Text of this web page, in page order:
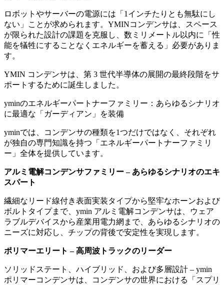
ロボットやサーバーの電源には「1インチたりとも無駄にし
ない」ことが求められます。YMINコンデンサは、スペース
が限られた設計の課題を克服し、数ミリメートル以内に「性
能を犠牲にすることなくエネルギーを蓄える」必要がありま
す。
YMIN コンデンサは、第 3 世代半導体の展開の最終段階をサ
ポートするために誕生しました。
yminのエネルギーパートナーファミリー：あらゆるシナリオ
に最適な「ガーディアン」を装備
yminでは、コンデンサの種類を1つだけではなく、それぞれ
が独自の専門知識を持つ「エネルギーパートナーファミリ
ー」全体を提供しています。
アルミ電解コンデンサファミリー – あらゆるシナリオのエキ
スパート
繊細なリード線付き表面実装タイプから堅牢なホーンおよび
ボルトタイプまで、ymin アルミ電解コンデンサは、ウェア
ラブルデバイスから産業用電力網まで、あらゆるシナリオの
ニーズに対応し、チップの背後で安定性を実現します。
ポリマーエリート – 高周波トラックのリーダー
ソリッドステート、ハイブリッド、および多層設計 – ymin
ポリマーコンデンサは、コンデンサの世界における「スプリ